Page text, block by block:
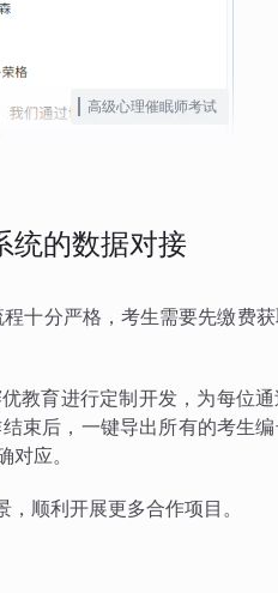
高级心理催眠师考试
统的数据对接
十分严格，考生需要先缴费
教育进行定制开发，为每位
束后，一键导出所有的考生
应。
顺利开展更多合作项目。